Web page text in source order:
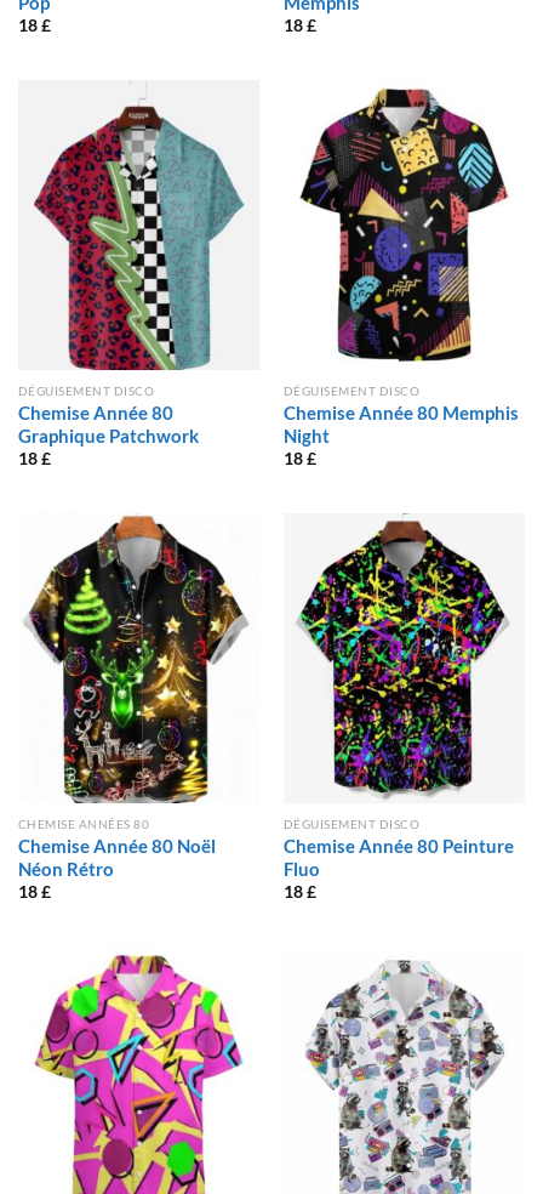
18£ 18£
DÉGUISEMENT DISCO
Chemise Année 80
Graphique Patchwork
18£
DÉGUISEMENT DISCO
Chemise Année 80 Memphis
Night
18£
CHEMISE ANNÉES 80
Chemise Année 80 Noël
Néon Rétro
18£
DÉGUISEMENT DISCO
Chemise Année 80 Peinture
Fluo
18£